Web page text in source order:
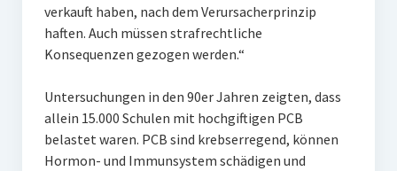
verkauft haben, nach dem Verursacherprinzip
haften. Auch müssen strafrechtliche
Konsequenzen gezogen werden.“
Untersuchungen in den 90er Jahren zeigten, dass
allein 15.000 Schulen mit hochgiftigen PCB
belastet waren. PCB sind krebserregend, können
Hormon- und Immunsystem schädigen und